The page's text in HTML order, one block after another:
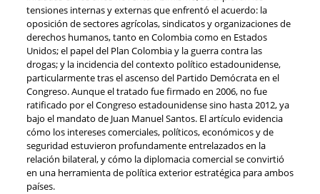
tensiones internas y externas que enfrentó el acuerdo: la
oposición de sectores agrícolas, sindicatos y organizaciones de
derechos humanos, tanto en Colombia como en Estados
Unidos; el papel del Plan Colombia y la guerra contra las
drogas; y la incidencia del contexto político estadounidense,
particularmente tras el ascenso del Partido Demócrata en el
Congreso. Aunque el tratado fue firmado en 2006, no fue
ratificado por el Congreso estadounidense sino hasta 2012, ya
bajo el mandato de Juan Manuel Santos. El artículo evidencia
cómo los intereses comerciales, políticos, económicos y de
seguridad estuvieron profundamente entrelazados en la
relación bilateral, y cómo la diplomacia comercial se convirtió
en una herramienta de política exterior estratégica para ambos
países.